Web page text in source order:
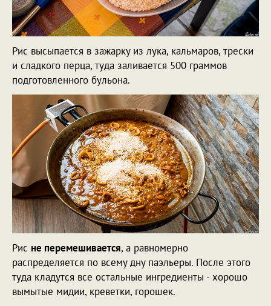
Рис высыпается в зажарку из лука, кальмаров, трески
и сладкого перца, туда заливается 500 граммов
подготовленного бульона.
Рис не перемешивается, а равномерно
распределяется по всему дну паэльеры. После этого
туда кладутся все остальные ингредиенты - хорошо
вымытые мидии, креветки, горошек.